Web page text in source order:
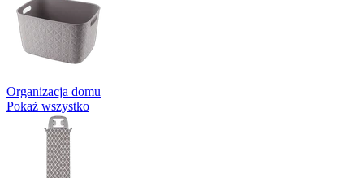
Organizacja domu
Pokaż wszystko